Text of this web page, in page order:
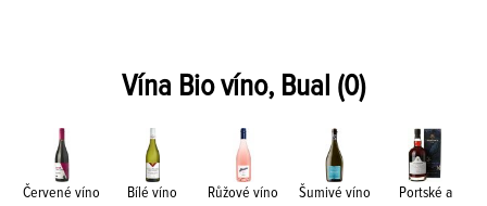
Vína Bio víno, Bual (0)
Červené víno Bílé víno Růžové víno Šumivé víno
Portské a